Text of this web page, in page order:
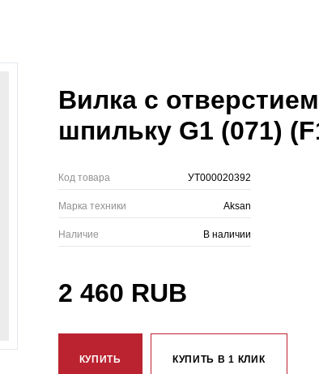
Вилка с
шпильку G1 (071)
Код товара УТ000020392
Марка техники Aksan
Наличие В наличии
2 460 RUB
КУПИТЬ КУПИТЬ В 1 КЛИК